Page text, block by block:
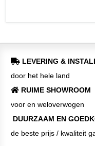
LEVERING &
door het hele land
RUIME SHOWROOM
voor en weloverwogen
DUURZAAM EN
de beste prijs / kwaliteit